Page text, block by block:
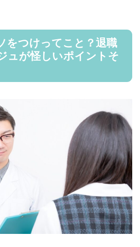
をつけってこと？退職
ュが怪しいポイントそ